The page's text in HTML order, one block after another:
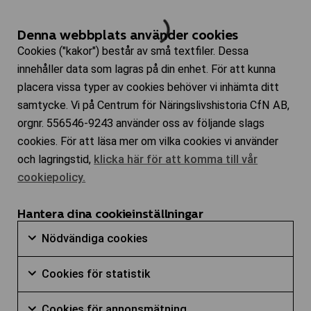
Denna webbplats använder cookies
Cookies ("kakor") består av små textfiler. Dessa
innehåller data som lagras på din enhet. För att kunna
placera vissa typer av cookies behöver vi inhämta ditt
samtycke. Vi på Centrum för Näringslivshistoria CfN AB,
orgnr. 556546-9243 använder oss av följande slags
cookies. För att läsa mer om vilka cookies vi använder
och lagringstid, klicka här för att komma till vår
cookiepolicy.
Hantera dina cookieinställningar
Nödvändiga cookies
Markera
för
att
cookies
Cookies för statistik
Markera
för